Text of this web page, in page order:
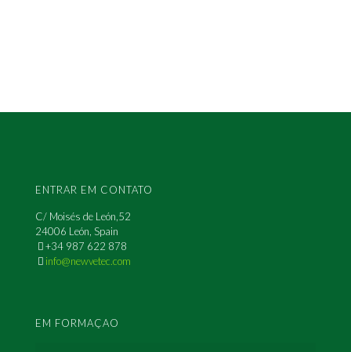
ENTRAR EM CONTATO
C/ Moisés de León,52
24006 León, Spain
+34 987 622 878
info@newvetec.com
EM FORMAÇAO